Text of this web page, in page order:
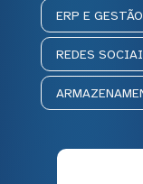
ERP E
REDES